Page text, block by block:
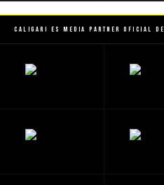
Caligari es Media Partner Oficial de